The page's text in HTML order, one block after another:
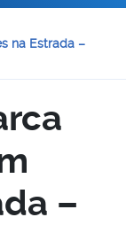
na Estrada –
–